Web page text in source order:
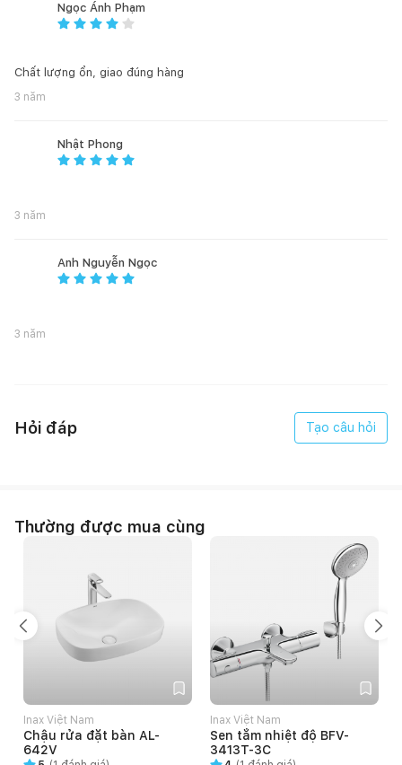
Ngọc Ánh Phạm
Chất lượng ổn, giao đúng hàng
3 năm
Nhật Phong
3 năm
Anh Nguyễn Ngọc
3 năm
Hỏi đáp Tạo câu hỏi
Thường được mua cùng
Inax Việt Nam
Chậu rửa đặt bàn AL-
642V
Inax Việt Nam
Sen tắm nhiệt độ BFV-
3413T-3C